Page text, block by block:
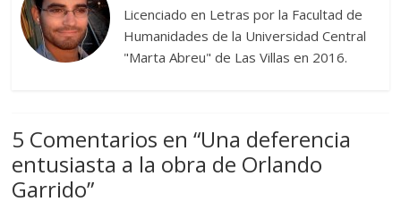
Licenciado en Letras por la Facultad de
Humanidades de la Universidad Central
"Marta Abreu" de Las Villas en 2016.
5 Comentarios en “Una deferencia
entusiasta a la obra de Orlando
Garrido”